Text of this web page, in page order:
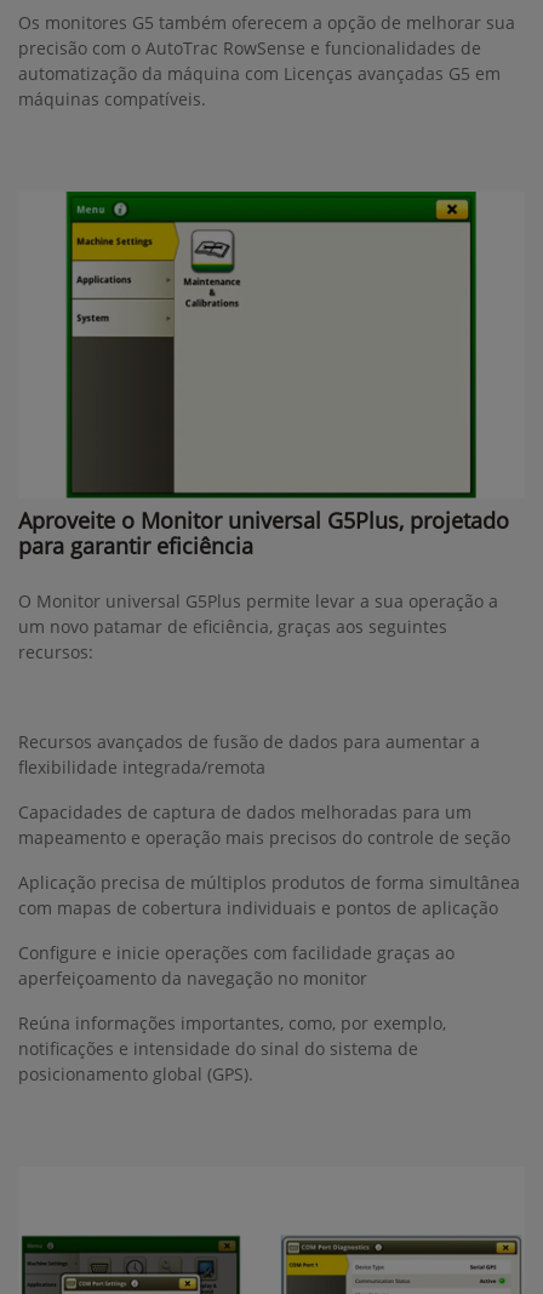
Os monitores G5 também oferecem a opção de melhorar sua
precisão com o AutoTrac RowSense e funcionalidades de
automatização da máquina com Licenças avançadas G5 em
máquinas compatíveis.
Aproveite o Monitor universal G5Plus, projetado
para garantir eficiência
O Monitor universal G5Plus permite levar a sua operação a
um novo patamar de eficiência, graças aos seguintes
recursos:
Recursos avançados de fusão de dados para aumentar a
flexibilidade integrada/remota
Capacidades de captura de dados melhoradas para um
mapeamento e operação mais precisos do controle de seção
Aplicação precisa de múltiplos produtos de forma simultânea
com mapas de cobertura individuais e pontos de aplicação
Configure e inicie operações com facilidade graças ao
aperfeiçoamento da navegação no monitor
Reúna informações importantes, como, por exemplo,
notificações e intensidade do sinal do sistema de
posicionamento global (GPS).